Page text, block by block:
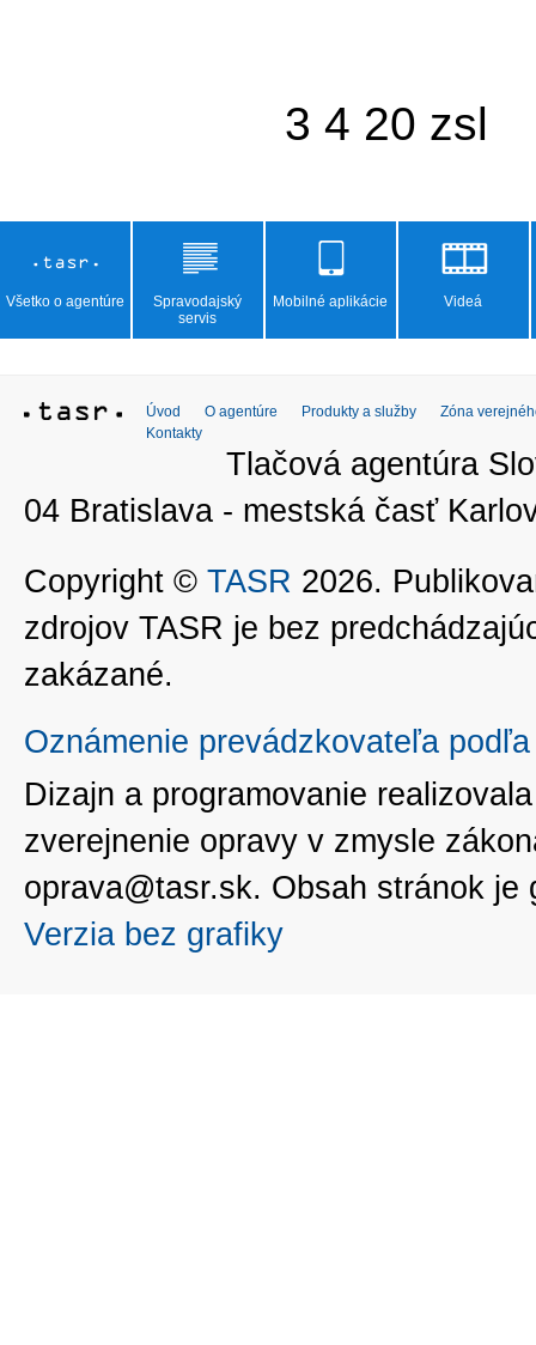
Všetko o agentúre
Spravodajský
servis
Mobilné aplikácie Videá
Úvod O agentúre Produkty a služby
Zóna
Kontakty
Tlačová agentúra
04 Bratislava - mestská časť
Copyright © TASR 2026.
zdrojov TASR je bez
zakázané.
Oznámenie prevádzkovateľa
Dizajn a programovanie
zverejnenie opravy v zmysle
oprava@tasr.sk. Obsah stránok
Verzia bez grafiky